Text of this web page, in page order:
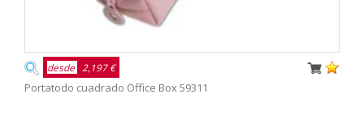
desde 2,197 €
Portatodo cuadrado Office Box 59311